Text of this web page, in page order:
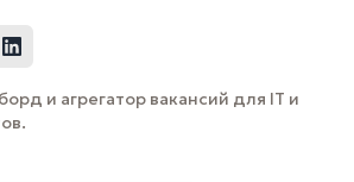
и агрегатор вакансий для IT и